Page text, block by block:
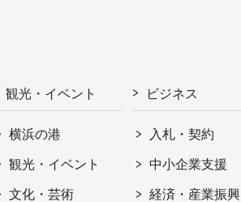
観光・イベント
横浜の港
観光・イベント
文化・芸術
ビジネス
入札・契約
中小企業支援
経済・産業振興